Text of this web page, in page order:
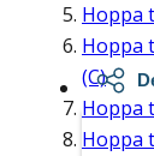
Hoppa
Hoppa
(C)
Hoppa
Hoppa